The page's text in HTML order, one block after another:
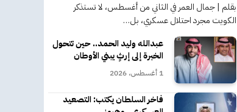
بقلم | جمال العمر في الثاني من أغسطس، لا تستذكر
الكويت مجرد احتلال عسكري، بل…
عبدالله وليد الحمد.. حين تتحول
الخبرة إلى إرثٍ يبني الأوطان
1 أغسطس، 2026
فاخر السلطان يكتب: التصعيد